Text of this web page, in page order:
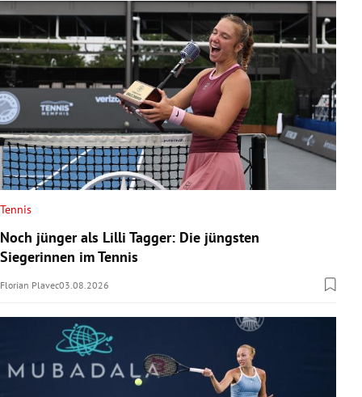
Tennis
Noch jünger als Lilli Tagger: Die jüngsten
Siegerinnen im Tennis
Florian Plavec03.08.2026